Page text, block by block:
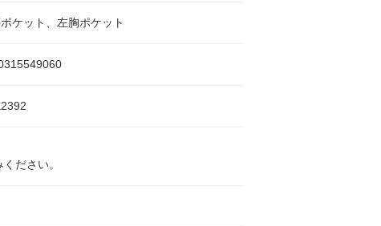
ケット、左胸ポケット
ださい。